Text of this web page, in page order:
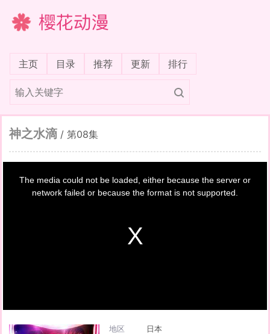
樱花动漫
主页(current)
目录 推荐 更新 排行
神之水滴 / 第08集
地区
日本